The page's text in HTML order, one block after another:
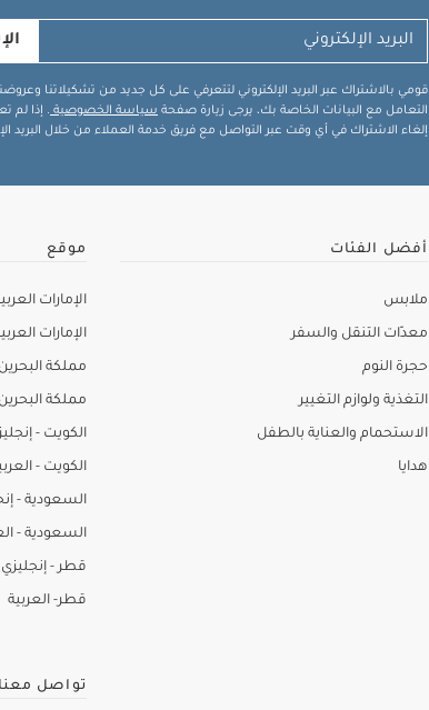
قومي بالاشتراك عبر البريد الإلكتروني لتتعرفي على كل جديد من تشكيلاتنا
التعامل مع البيانات الخاصة بك، يرجى زيارة صفحة سياسة الخصوصية . إذا لم
إلغاء الاشتراك في أي وقت عبر التواصل مع فريق خدمة العملاء من خلال البريد
أفضل الفئات
ملابس
معدّات التنقل والسفر
حجرة النوم
التغذية ولوازم التغيير
الاستحمام والعناية بالطفل
هدايا
موقع
الإمارات
الإمارات
مملكة
مملكة
الكويت -
الكويت -
السعودية -
السعودية -
قطر - إنجليزي
قطر- العربية
تواصل معنا